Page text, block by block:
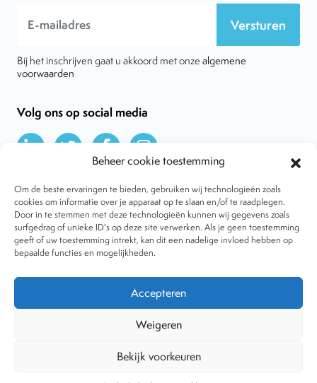
Beheer cookie toestemming
Om de beste ervaringen te bieden, gebruiken wij technologieën zoals
cookies om informatie over je apparaat op te slaan en/of te raadplegen.
Door in te stemmen met deze technologieën kunnen wij gegevens zoals
surfgedrag of unieke ID's op deze site verwerken. Als je geen toestemming
geeft of uw toestemming intrekt, kan dit een nadelige invloed hebben op
bepaalde functies en mogelijkheden.
Accepteren
Weigeren
Bekijk voorkeuren
Versturen
Bij het inschrijven gaat u akkoord met onze algemene
voorwaarden
Volg ons op social media
Over VtdK
Contact
Nieuws
Behandelwijzen
Dossiers
Tijdschrift
Copyright © 2001-2026 Vereniging tegen de Kwakzalverij. Alle